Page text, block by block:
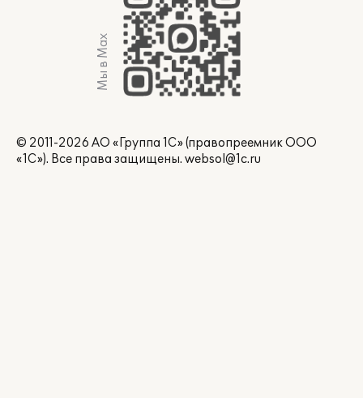
Мы в Max
© 2011-2026 АО «Группа 1С» (правопреемник ООО
«1С»). Все права защищены. websol@1c.ru